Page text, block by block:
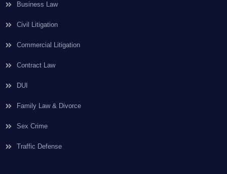
Business Law
Civil Litigation
Commercial Litigation
Contract Law
DUI
Family Law & Divorce
Sex Crime
Traffic Defense